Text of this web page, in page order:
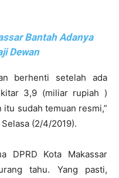
Bantah Adanya
Dewan
berhenti setelah ada
3,9 (miliar rupiah )
sudah temuan resmi,”
(2/4/2019).
DPRD Kota Makassar
tahu. Yang pasti,